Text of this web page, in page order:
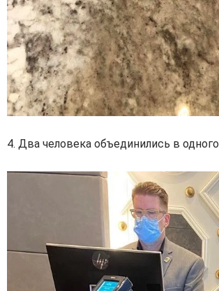
4. Два человека объединились в одного